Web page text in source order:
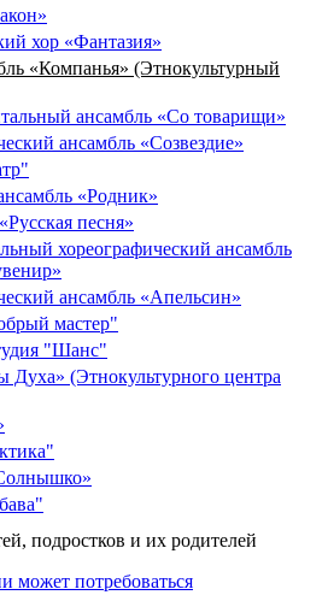
хор «Фантазия»
«Компанья» (Этнокультурный
ансамбль «Со товарищи»
ансамбль «Созвездие»
«Родник»
песня»
хореографический ансамбль
ансамбль «Апельсин»
мастер"
"Шанс"
Духа» (Этнокультурного центра
подростков и их родителей